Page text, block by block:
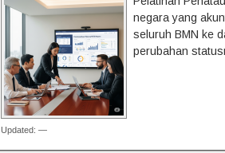
negara yang
seluruh BMN ke
perubahan
Updated: —